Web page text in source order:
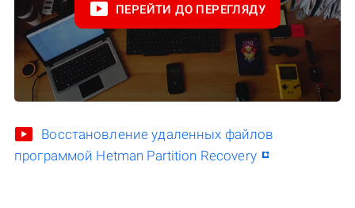
ПЕРЕЙТИ ДО ПЕРЕГЛЯДУ
Восстановление удаленных файлов
программой Hetman Partition Recovery